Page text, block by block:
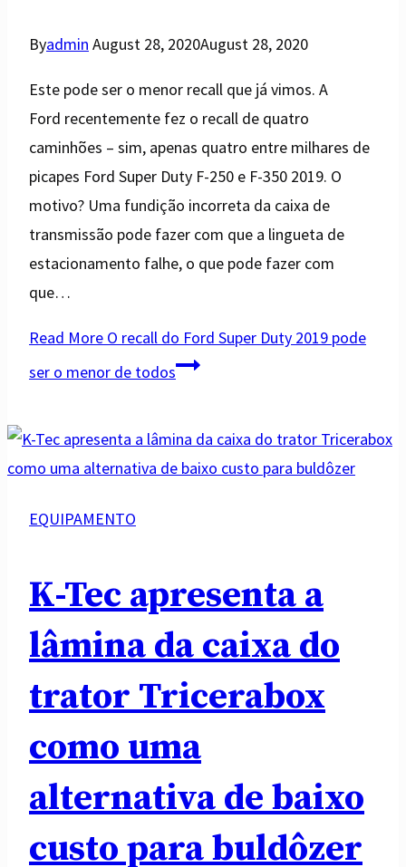
Byadmin August 28, 2020August 28, 2020
Este pode ser o menor recall que já vimos. A
Ford recentemente fez o recall de quatro
caminhões – sim, apenas quatro entre milhares de
picapes Ford Super Duty F-250 e F-350 2019. O
motivo? Uma fundição incorreta da caixa de
transmissão pode fazer com que a lingueta de
estacionamento falhe, o que pode fazer com
que…
Read More O recall do Ford Super Duty 2019 pode
ser o menor de todos
EQUIPAMENTO
K-Tec apresenta a
lâmina da caixa do
trator Tricerabox
como uma
alternativa de baixo
custo para buldôzer